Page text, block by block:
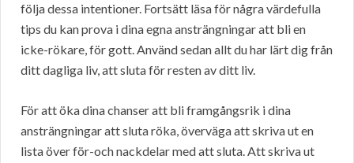
följa dessa intentioner. Fortsätt läsa för några värdefulla
tips du kan prova i dina egna ansträngningar att bli en
icke-rökare, för gott. Använd sedan allt du har lärt dig från
ditt dagliga liv, att sluta för resten av ditt liv.
För att öka dina chanser att bli framgångsrik i dina
ansträngningar att sluta röka, överväga att skriva ut en
lista över för-och nackdelar med att sluta. Att skriva ut